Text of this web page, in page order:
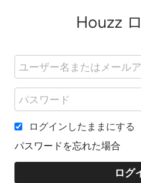
Houzz
ログインしたままにする
パスワードを忘れた場合